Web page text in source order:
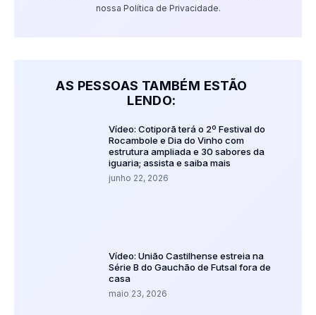
nossa Política de Privacidade.
AS PESSOAS TAMBÉM ESTÃO
LENDO:
Vídeo: Cotiporã terá o 2º Festival do
Rocambole e Dia do Vinho com
estrutura ampliada e 30 sabores da
iguaria; assista e saiba mais
junho 22, 2026
Vídeo: União Castilhense estreia na
Série B do Gauchão de Futsal fora de
casa
maio 23, 2026